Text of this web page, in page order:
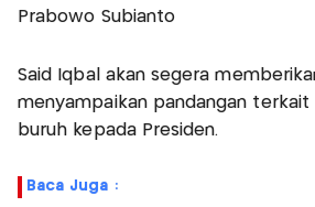
Prabowo Subianto
Said Iqbal akan segera
menyampaikan pandangan terkait
buruh kepada Presiden.
Baca Juga :